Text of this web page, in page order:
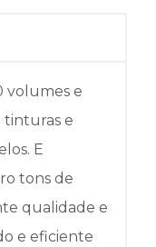
volumes e
tinturas e
E
tons de
qualidade e
e eficiente